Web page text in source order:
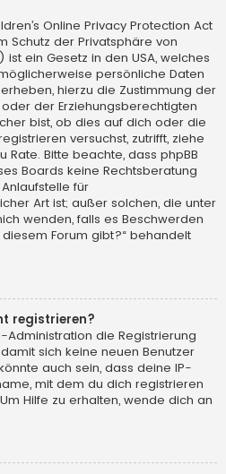
Online Privacy Protection Act
Schutz der Privatsphäre von
ist ein Gesetz in den USA, welches
persönliche Daten
hierzu die Zustimmung der
der Erziehungsberechtigten
bist, ob dies auf dich oder die
versuchst, zutrifft, ziehe
Rate. Bitte beachte, dass phpBB
Boards keine Rechtsberatung
für
Art ist; außer solchen, die unter
wenden, falls es Beschwerden
Forum gibt?“ behandelt
registrieren?
Administration die Registrierung
sich keine neuen Benutzer
auch sein, dass deine IP-
mit dem du dich registrieren
Hilfe zu erhalten, wende dich an